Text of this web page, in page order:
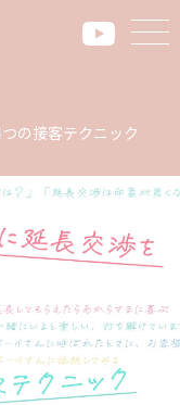
の接客テクニック